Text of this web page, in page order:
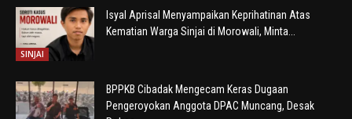
SINJAI
Isyal Aprisal Menyampaikan Keprihatinan Atas
Kematian Warga Sinjai di Morowali, Minta...
BPPKB Cibadak Mengecam Keras Dugaan
Pengeroyokan Anggota DPAC Muncang, Desak